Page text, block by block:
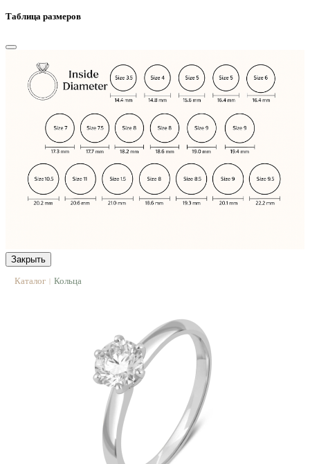
Таблица размеров
Закрыть
Каталог | Кольца